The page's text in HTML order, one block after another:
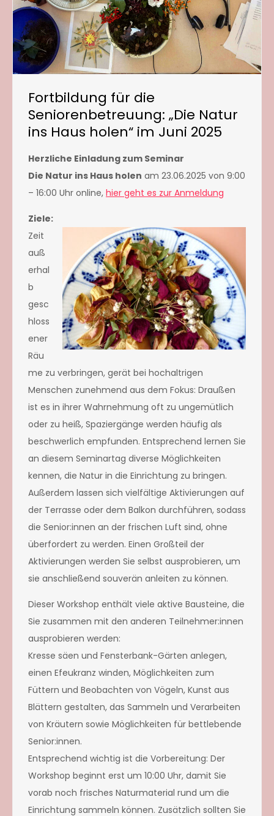
Fortbildung für die
Seniorenbetreuung: „Die Natur
ins Haus holen“ im Juni 2025
Herzliche Einladung zum Seminar
Die Natur ins Haus holen am 23.06.2025 von 9:00
– 16:00 Uhr online, hier geht es zur Anmeldung
Ziele:
Zeit
auß
erhal
b
gesc
hloss
ener
Räu
me zu verbringen, gerät bei hochaltrigen
Menschen zunehmend aus dem Fokus: Draußen
ist es in ihrer Wahrnehmung oft zu ungemütlich
oder zu heiß, Spaziergänge werden häufig als
beschwerlich empfunden. Entsprechend lernen Sie
an diesem Seminartag diverse Möglichkeiten
kennen, die Natur in die Einrichtung zu bringen.
Außerdem lassen sich vielfältige Aktivierungen auf
der Terrasse oder dem Balkon durchführen, sodass
die Senior:innen an der frischen Luft sind, ohne
überfordert zu werden. Einen Großteil der
Aktivierungen werden Sie selbst ausprobieren, um
sie anschließend souverän anleiten zu können.
Dieser Workshop enthält viele aktive Bausteine, die
Sie zusammen mit den anderen Teilnehmer:innen
ausprobieren werden:
Kresse säen und Fensterbank-Gärten anlegen,
einen Efeukranz winden, Möglichkeiten zum
Füttern und Beobachten von Vögeln, Kunst aus
Blättern gestalten, das Sammeln und Verarbeiten
von Kräutern sowie Möglichkeiten für bettlebende
Senior:innen.
Entsprechend wichtig ist die Vorbereitung: Der
Workshop beginnt erst um 10:00 Uhr, damit Sie
vorab noch frisches Naturmaterial rund um die
Einrichtung sammeln können. Zusätzlich sollten Sie